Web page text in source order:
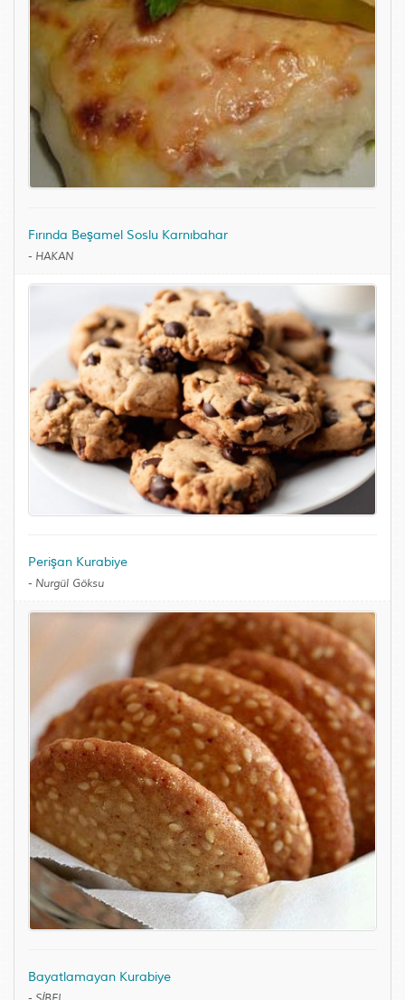
Fırında Beşamel Soslu Karnıbahar
- HAKAN
Perişan Kurabiye
- Nurgül Göksu
Bayatlamayan Kurabiye